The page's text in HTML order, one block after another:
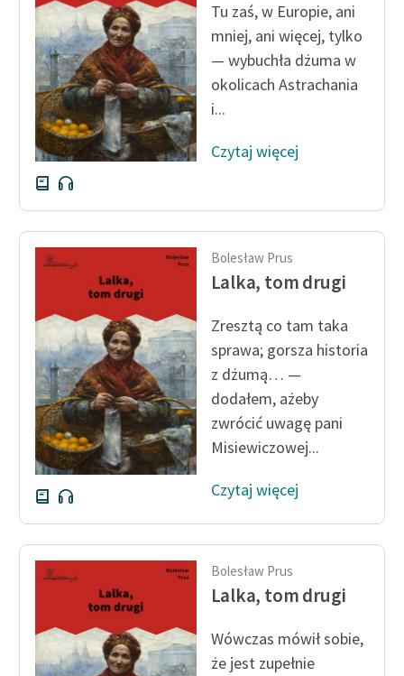
Tu zaś, w Europie, ani
mniej, ani więcej, tylko
— wybuchła dżuma w
okolicach Astrachania
i...
Czytaj więcej
Bolesław Prus
Lalka, tom drugi
Zresztą co tam taka
sprawa; gorsza historia
z dżumą… —
dodałem, ażeby
zwrócić uwagę pani
Misiewiczowej...
Czytaj więcej
Bolesław Prus
Lalka, tom drugi
Wówczas mówił sobie,
że jest zupełnie